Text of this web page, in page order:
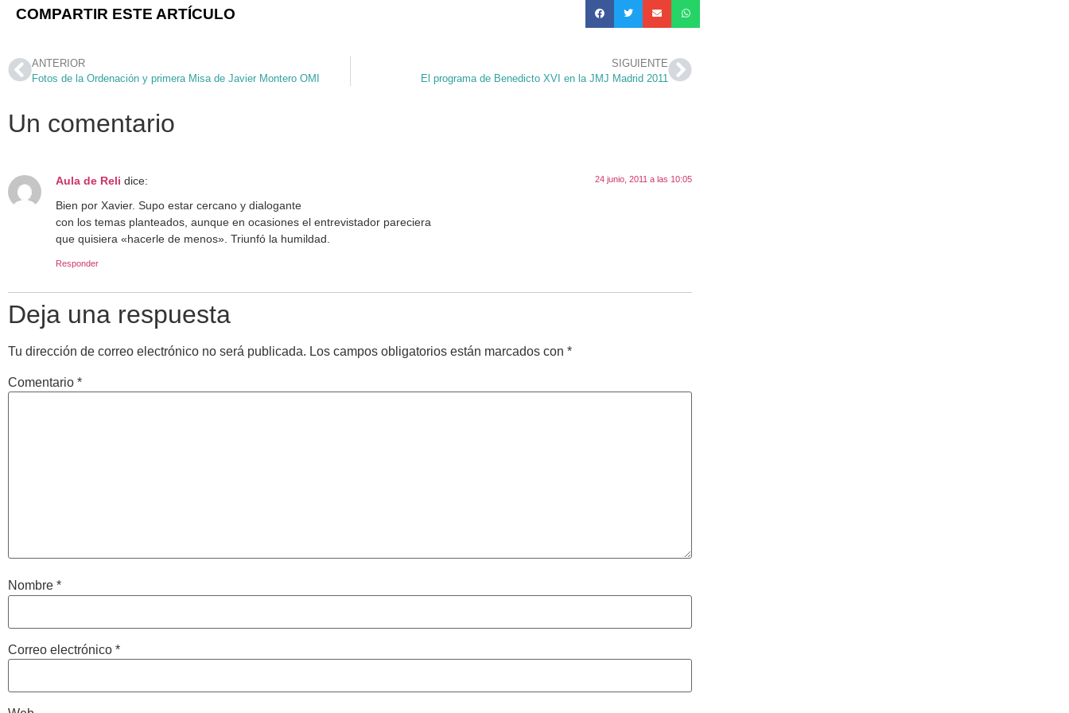
COMPARTIR ESTE ARTÍCULO
ANTERIOR
Fotos de la Ordenación y primera Misa de Javier Montero OMI
SIGUIENTE
El programa de Benedicto XVI en la JMJ Madrid 2011
Un comentario
Aula de Reli dice: 24 junio, 2011 a las 10:05
Bien por Xavier. Supo estar cercano y dialogante
con los temas planteados, aunque en ocasiones el entrevistador pareciera
que quisiera «hacerle de menos». Triunfó la humildad.
Responder
Deja una respuesta
Tu dirección de correo electrónico no será publicada. Los campos obligatorios están marcados con *
Comentario *
Nombre *
Correo electrónico *